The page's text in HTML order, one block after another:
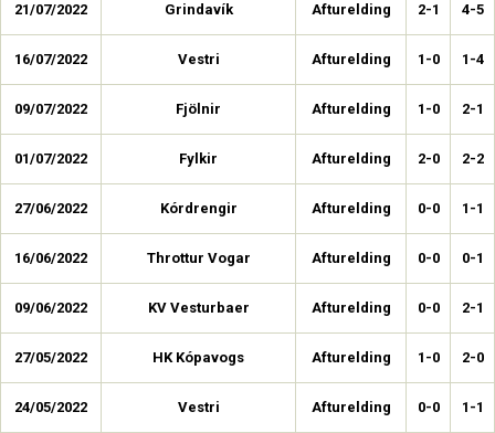
21/07/2022 Grindavík Afturelding 2-1 4-5
16/07/2022 Vestri Afturelding 1-0 1-4
09/07/2022 Fjölnir Afturelding 1-0 2-1
01/07/2022 Fylkir Afturelding 2-0 2-2
27/06/2022 Kórdrengir Afturelding 0-0 1-1
16/06/2022 Throttur Vogar Afturelding 0-0 0-1
09/06/2022 KV Vesturbaer Afturelding 0-0 2-1
27/05/2022 HK Kópavogs Afturelding 1-0 2-0
24/05/2022 Vestri Afturelding 0-0 1-1